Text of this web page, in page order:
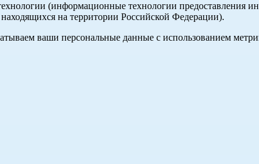
(информационные технологии предоставления
на территории Российской Федерации).
ваши персональные данные с использованием